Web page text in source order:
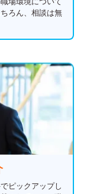
ろん、相談は無
ピックアップし